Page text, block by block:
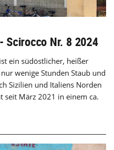
Scirocco Nr. 8 2024
ein südöstlicher, heißer
wenige Stunden Staub und
Sizilien und Italiens Norden
seit März 2021 in einem ca.